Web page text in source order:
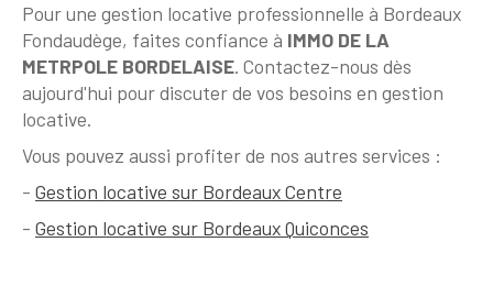
Pour une gestion locative professionnelle à Bordeaux
Fondaudège, faites confiance à IMMO DE LA
METRPOLE BORDELAISE. Contactez-nous dès
aujourd'hui pour discuter de vos besoins en gestion
locative.
Vous pouvez aussi profiter de nos autres services :
- Gestion locative sur Bordeaux Centre
- Gestion locative sur Bordeaux Quiconces